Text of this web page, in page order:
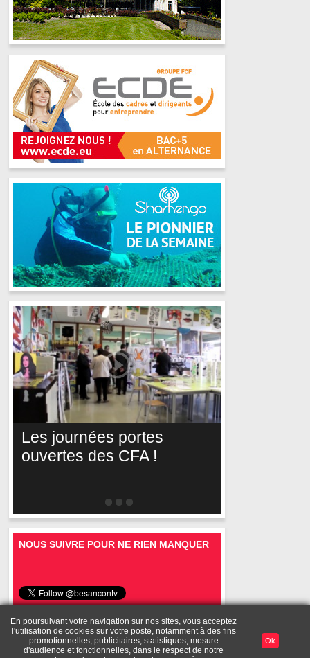
Les journées portes
ouvertes des CFA !
NOUS SUIVRE POUR NE RIEN MANQUER
En poursuivant votre navigation sur nos sites, vous acceptez
l'utilisation de cookies sur votre poste, notamment à des fins
promotionnelles, publicitaires, statistiques, mesure
d'audience et fonctionnelles, dans le respect de notre
Ok
Mentions
légales
A
propos
Toutes les
vidéos
Diffusez vos
vidéos
Mon
compte